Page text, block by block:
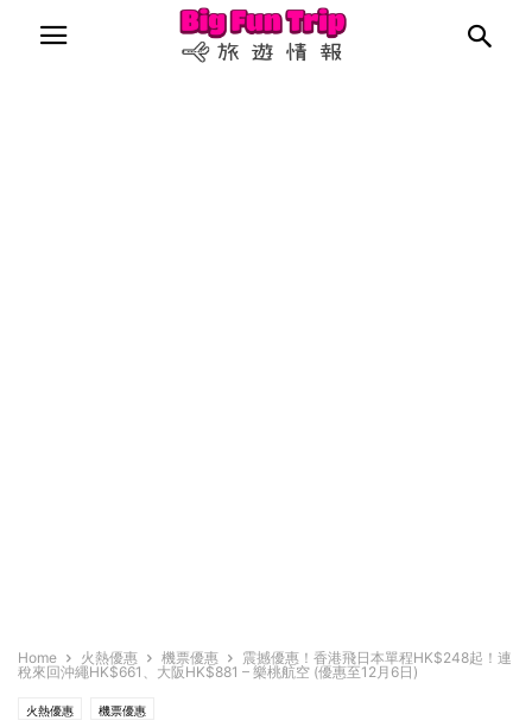
Home 火熱優惠 機票優惠
震撼優惠！香港飛日本單程HK$248起！連
稅來回沖繩HK$661、大阪HK$881 – 樂桃航空 (優惠至12月6日)
火熱優惠 機票優惠